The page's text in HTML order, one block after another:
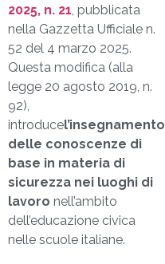
2025, n. 21, pubblicata
nella Gazzetta Ufficiale n.
52 del 4 marzo 2025.
Questa modifica (alla
legge 20 agosto 2019, n.
92),
introducel’insegnamento
delle conoscenze di
base in materia di
sicurezza nei luoghi di
lavoro nell’ambito
dell’educazione civica
nelle scuole italiane.